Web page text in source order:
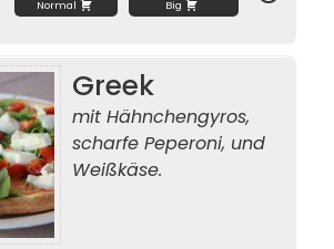
Normal Big
Greek
mit Hähnchengyros,
scharfe Peperoni, und
Weißkäse.